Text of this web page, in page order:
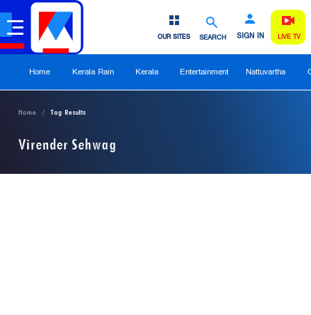
SEARCH SIGN IN
OUR SITES LIVE TV
Home Kerala Rain Kerala Entertainment Nattuvartha
Home Tag Results
Virender Sehwag